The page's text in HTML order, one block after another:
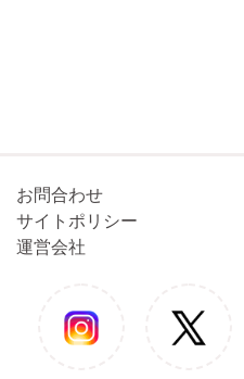
お問合わせ
サイトポリシー
運営会社